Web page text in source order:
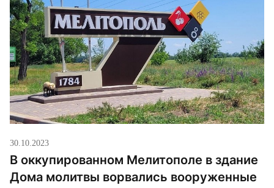
30.10.2023
В оккупированном Мелитополе в здание
Дома молитвы ворвались вооруженные